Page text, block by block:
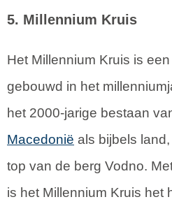
5. Millennium Kruis
Het Millennium Kruis is
gebouwd in het
het 2000-jarige bestaan
Macedonië als bijbels
top van de berg Vodno.
is het Millennium Kruis het